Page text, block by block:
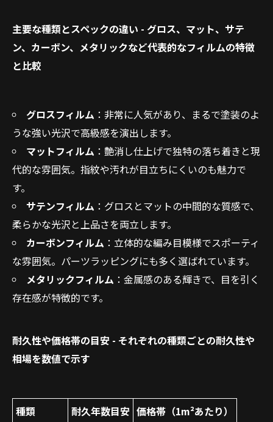
主要な種類とスペックの違い - グロス、マット、サテ
ン、カーボン、メタリックなど代表的なフィルムの特徴
と比較
グロスフィルム ：非常に人気があり、まるで塗装のよ
うな強い光沢で高級感を演出します。
マットフィルム ：艶消し仕上げで独特の落ち着きと現
代的な雰囲気。指紋や汚れが目立ちにくいのも魅力で
す。
サテンフィルム ：グロスとマットの中間的な質感で、
柔らかな光沢と上品さを両立します。
カーボンフィルム ：立体的な編み目模様でスポーティ
な雰囲気。パーツラッピングにも多く選ばれています。
メタリックフィルム ：金属感のある輝きで、目を引く
存在感が特徴的です。
耐久性や価格帯の目安 - それぞれの種類ごとの耐久性や
相場を数値で示す
種類 耐久年数目安 価格帯（1m²あたり）